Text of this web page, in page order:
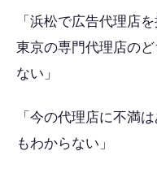
「浜松で広告代理店
東京の専門代理店の
ない」
「今の代理店に不満
もわからない」